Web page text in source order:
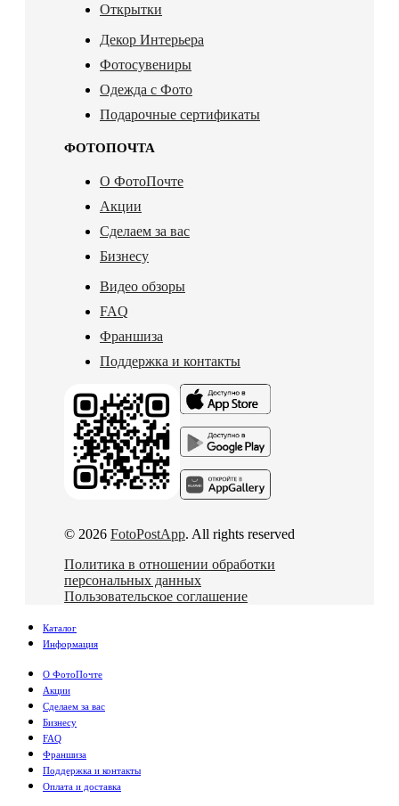
Открытки
Декор Интерьера
Фотосувениры
Одежда с Фото
Подарочные сертификаты
ФОТОПОЧТА
О ФотоПочте
Акции
Сделаем за вас
Бизнесу
Видео обзоры
FAQ
Франшиза
Поддержка и контакты
© 2026 FotoPostApp. All rights reserved
Политика в отношении обработки
персональных данных
Пользовательское соглашение
Каталог
Информация
О ФотоПочте
Акции
Сделаем за вас
Бизнесу
FAQ
Франшиза
Поддержка и контакты
Оплата и доставка